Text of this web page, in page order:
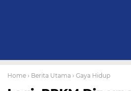
Home › Berita Utama › Gaya Hidup